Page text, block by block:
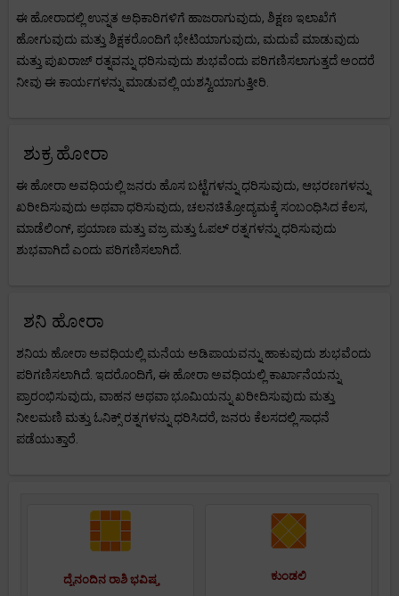
ಈ ಹೋರಾದಲ್ಲಿ ಉನ್ನತ ಅಧಿಕಾರಿಗಳಿಗೆ ಹಾಜರಾಗುವುದು, ಶಿಕ್ಷಣ ಇಲಾಖೆಗೆ
ಹೋಗುವುದು ಮತ್ತು ಶಿಕ್ಷಕರೊಂದಿಗೆ ಭೇಟಿಯಾಗುವುದು, ಮದುವೆ ಮಾಡುವುದು
ಮತ್ತು ಪುಖರಾಜ್ ರತ್ನವನ್ನು ಧರಿಸುವುದು ಶುಭವೆಂದು ಪರಿಗಣಿಸಲಾಗುತ್ತದೆ ಅಂದರೆ
ನೀವು ಈ ಕಾರ್ಯಗಳನ್ನು ಮಾಡುವಲ್ಲಿ ಯಶಸ್ವಿಯಾಗುತ್ತೀರಿ.
ಶುಕ್ರ ಹೋರಾ
ಈ ಹೋರಾ ಅವಧಿಯಲ್ಲಿ ಜನರು ಹೊಸ ಬಟ್ಟೆಗಳನ್ನು ಧರಿಸುವುದು, ಆಭರಣಗಳನ್ನು
ಖರೀದಿಸುವುದು ಅಥವಾ ಧರಿಸುವುದು, ಚಲನಚಿತ್ರೋದ್ಯಮಕ್ಕೆ ಸಂಬಂಧಿಸಿದ ಕೆಲಸ,
ಮಾಡೆಲಿಂಗ್, ಪ್ರಯಾಣ ಮತ್ತು ವಜ್ರ ಮತ್ತು ಓಪಲ್ ರತ್ನಗಳನ್ನು ಧರಿಸುವುದು
ಶುಭವಾಗಿದೆ ಎಂದು ಪರಿಗಣಿಸಲಾಗಿದೆ.
ಶನಿ ಹೋರಾ
ಶನಿಯ ಹೋರಾ ಅವಧಿಯಲ್ಲಿ ಮನೆಯ ಅಡಿಪಾಯವನ್ನು ಹಾಕುವುದು ಶುಭವೆಂದು
ಪರಿಗಣಿಸಲಾಗಿದೆ. ಇದರೊಂದಿಗೆ, ಈ ಹೋರಾ ಅವಧಿಯಲ್ಲಿ ಕಾರ್ಖಾನೆಯನ್ನು
ಪ್ರಾರಂಭಿಸುವುದು, ವಾಹನ ಅಥವಾ ಭೂಮಿಯನ್ನು ಖರೀದಿಸುವುದು ಮತ್ತು
ನೀಲಮಣಿ ಮತ್ತು ಓನಿಕ್ಸ್ ರತ್ನಗಳನ್ನು ಧರಿಸಿದರೆ, ಜನರು ಕೆಲಸದಲ್ಲಿ ಸಾಧನೆ
ಪಡೆಯುತ್ತಾರೆ.
ದೈನಂದಿನ ರಾಶಿ ಭವಿಷ್ಯ ಕುಂಡಲಿ